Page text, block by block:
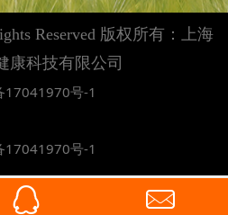
Reserved 版权所有：上海
康科技有限公司
17041970号-1
17041970号-1